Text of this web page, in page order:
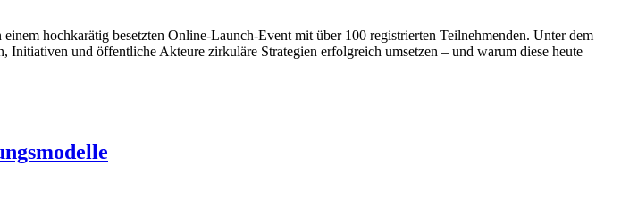
hochkarätig besetzten Online-Launch-Event mit über 100 registrierten Teilnehmenden. Unter dem
und öffentliche Akteure zirkuläre Strategien erfolgreich umsetzen – und warum diese heute